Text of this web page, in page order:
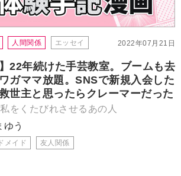
2022年07月21日
人間関係 エッセイ
22年続けた手芸教室。ブームも去
ガママ放題。SNSで新規入会した
世主と思ったらクレーマーだった
をくたびれさせるあの人
ゆう
メイド 友人関係